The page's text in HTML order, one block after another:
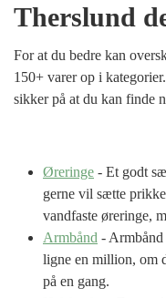
Therslund
For at du bedre kan
150+ varer op i
sikker på at du kan finde
Øreringe - Et godt
gerne vil sætte
vandfaste øreringe,
Armbånd -
ligne en million, om
på en gang.